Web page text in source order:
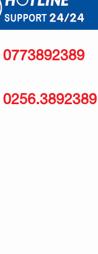
0773892389
0256.3892389